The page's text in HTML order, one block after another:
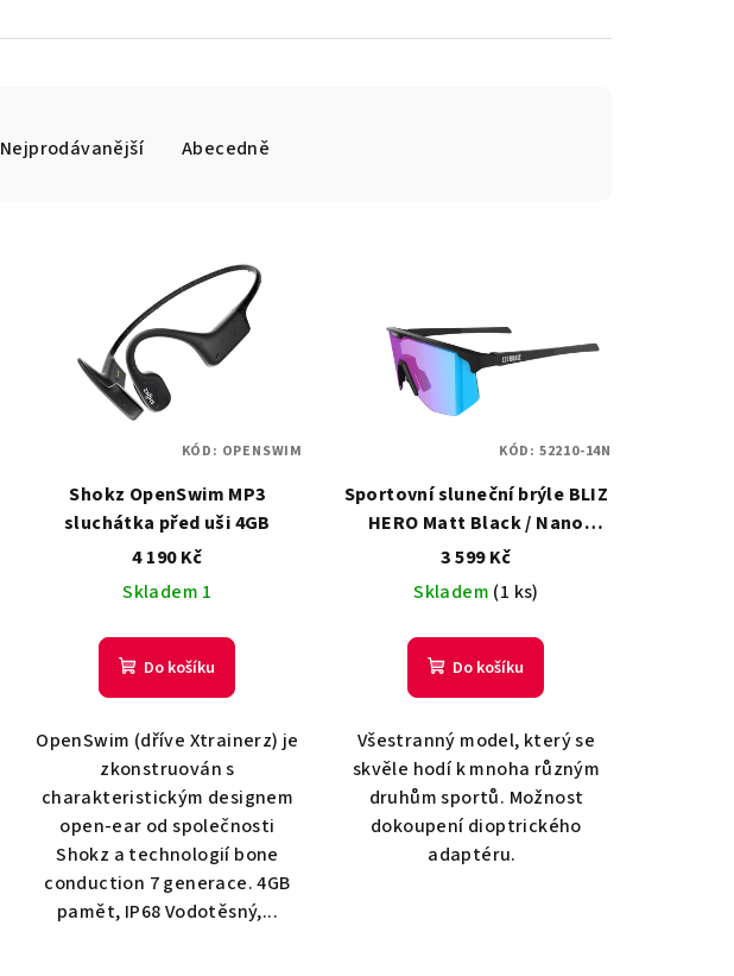
Nejprodávanější Abecedně
Shokz OpenSwim MP3
sluchátka před uši 4GB
4 190 Kč
Skladem 1
Do košíku
OpenSwim (dříve Xtrainerz) je
zkonstruován s
charakteristickým designem
open-ear od společnosti
Shokz a technologií bone
conduction 7 generace. 4GB
pamět, IP68 Vodotěsný,...
KÓD: OPENSWIM
Sportovní sluneční brýle BLIZ
HERO Matt Black / Nano
Optics Violet Blue Multi
3 599 Kč
Skladem (1 ks)
Do košíku
Všestranný model, který se
skvěle hodí k mnoha různým
druhům sportů. Možnost
dokoupení dioptrického
adaptéru.
KÓD: 52210-14N